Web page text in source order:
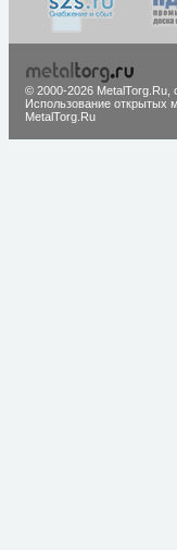
© 2000-2026 MetalTorg.Ru,
Использование открытых
MetalTorg.Ru